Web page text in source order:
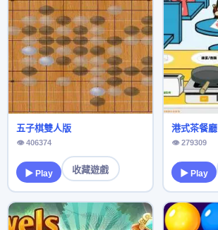
五子棋雙人版
👁 406374
▶ Play 收藏遊戲
港式茶餐廳
👁 279309
▶ Play